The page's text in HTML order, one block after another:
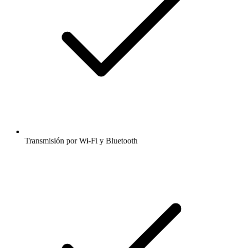
Transmisión por Wi-Fi y Bluetooth